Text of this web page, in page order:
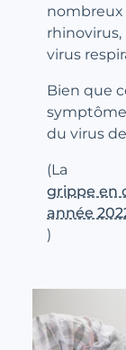
nombreux
rhinovirus,
virus
Bien que
du virus
(La
grippe en
année
)